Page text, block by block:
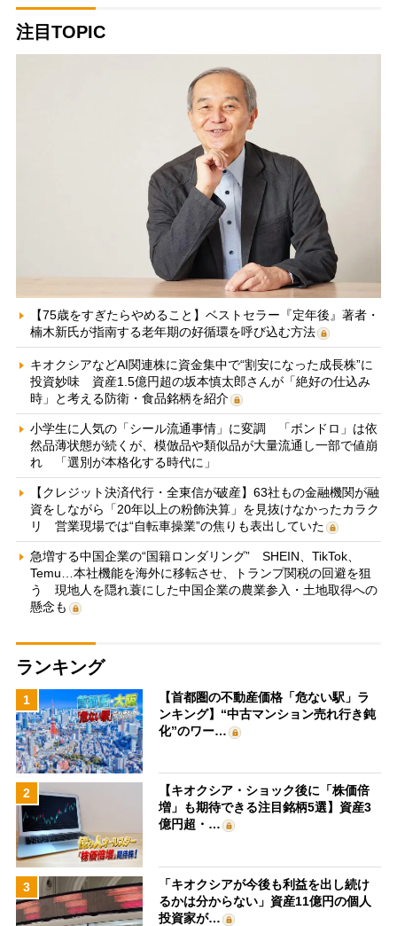
注目TOPIC
【75歳をすぎたらやめること】ベストセラー『定年後』著者・
楠木新氏が指南する老年期の好循環を呼び込む方法
キオクシアなどAI関連株に資金集中で“割安になった成長株”に
投資妙味 資産1.5億円超の坂本慎太郎さんが「絶好の仕込み
時」と考える防衛・食品銘柄を紹介
小学生に人気の「シール流通事情」に変調 「ボンドロ」は依
然品薄状態が続くが、模倣品や類似品が大量流通し一部で値崩
れ 「選別が本格化する時代に」
【クレジット決済代行・全東信が破産】63社もの金融機関が融
資をしながら「20年以上の粉飾決算」を見抜けなかったカラク
リ 営業現場では“自転車操業”の焦りも表出していた
急増する中国企業の“国籍ロンダリング” SHEIN、TikTok、
Temu…本社機能を海外に移転させ、トランプ関税の回避を狙
う 現地人を隠れ蓑にした中国企業の農業参入・土地取得への
懸念も
ランキング
1
【首都圏の不動産価格「危ない駅」ラ
ンキング】“中古マンション売れ行き鈍
化”のワー…
2
【キオクシア・ショック後に「株価倍
増」も期待できる注目銘柄5選】資産3
億円超・…
3
「キオクシアが今後も利益を出し続け
るかは分からない」資産11億円の個人
投資家が…